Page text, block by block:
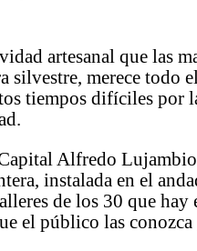
artesanal que las
silvestre, merece todo
tiempos difíciles por
Alfredo
instalada en el
de los 30 que hay
el público las